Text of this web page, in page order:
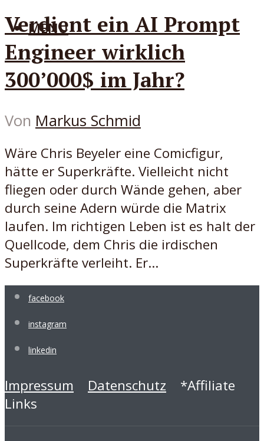
MENÜ
Verdient ein AI Prompt
Engineer wirklich
300’000$ im Jahr?
Von Markus Schmid
Wäre Chris Beyeler eine Comicfigur,
hätte er Superkräfte. Vielleicht nicht
fliegen oder durch Wände gehen, aber
durch seine Adern würde die Matrix
laufen. Im richtigen Leben ist es halt der
Quellcode, dem Chris die irdischen
Superkräfte verleiht. Er...
facebook
instagram
linkedin
Impressum Datenschutz *Affiliate
Links